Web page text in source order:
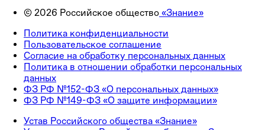
© 2026 Российское общество «Знание»
Политика конфиденциальности
Пользовательское соглашение
Согласие на обработку персональных данных
Политика в отношении обработки персональных
данных
ФЗ РФ №152-ФЗ «О персональных данных»
ФЗ РФ №149-ФЗ «О защите информации»
Устав Российского общества «Знание»